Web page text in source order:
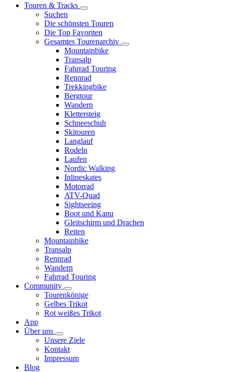
Touren & Tracks
Suchen
Die schönsten Touren
Die Top Favoriten
Gesamtes Tourenarchiv
Mountainbike
Transalp
Fahrrad Touring
Rennrad
Trekkingbike
Bergtour
Wandern
Klettersteig
Schneeschuh
Skitouren
Langlauf
Rodeln
Laufen
Nordic Walking
Inlineskates
Motorrad
ATV-Quad
Sightseeing
Boot und Kanu
Gleitschirm und Drachen
Reiten
Mountainbike
Transalp
Rennrad
Wandern
Fahrrad Touring
Community
Tourenkönige
Gelbes Trikot
Rot weißes Trikot
App
Über uns
Unsere Ziele
Kontakt
Impressum
Blog